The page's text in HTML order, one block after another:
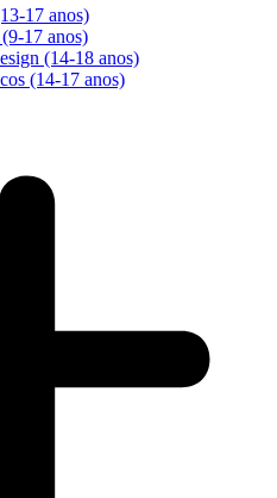
17 anos)
17 anos)
(14-18 anos)
(14-17 anos)